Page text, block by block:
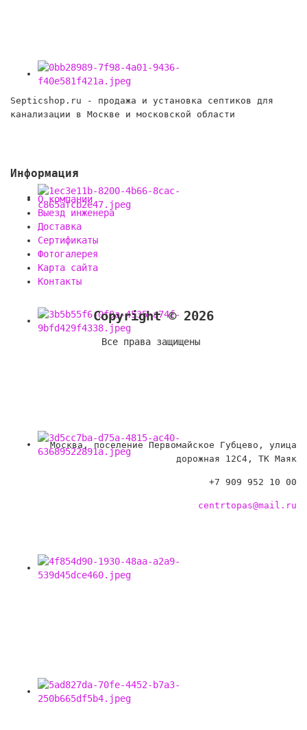
Septicshop.ru - продажа и установка септиков для
канализации в Москве и московской области
Информация
О компании
Выезд инженера
Доставка
Сертификаты
Фотогалерея
Карта сайта
Контакты
Copyright © 2026
Все права защищены
Москва, поселение Первомайское Губцево, улица
дорожная 12С4, ТК Маяк
+7 909 952 10 00
centrtopas@mail.ru